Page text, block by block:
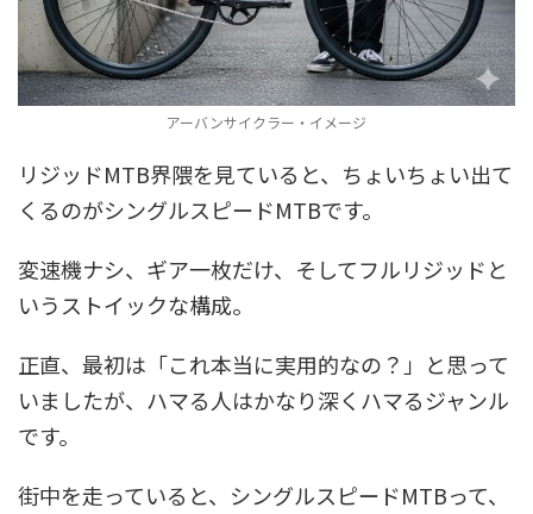
アーバンサイクラー・イメージ
リジッドMTB界隈を見ていると、ちょいちょい出て
くるのがシングルスピードMTBです。
変速機ナシ、ギア一枚だけ、そしてフルリジッドと
いうストイックな構成。
正直、最初は「これ本当に実用的なの？」と思って
いましたが、ハマる人はかなり深くハマるジャンル
です。
街中を走っていると、シングルスピードMTBって、